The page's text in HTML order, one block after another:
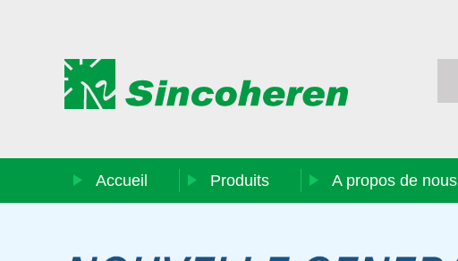
Accueil Produits A propos de nous